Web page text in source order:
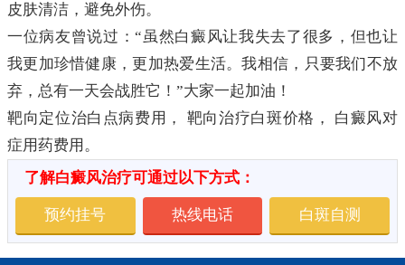
皮肤清洁，避免外伤。
一位病友曾说过：“虽然白癜风让我失去了很多，但也让
我更加珍惜健康，更加热爱生活。我相信，只要我们不放
弃，总有一天会战胜它！”大家一起加油！
靶向定位治白点病费用， 靶向治疗白斑价格， 白癜风对
症用药费用。
了解白癜风治疗可通过以下方式：
预约挂号 热线电话 白斑自测